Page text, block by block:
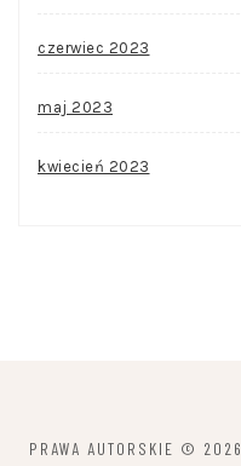
czerwiec 2023
maj 2023
kwiecień 2023
PRAWA AUTORSKIE © 2026